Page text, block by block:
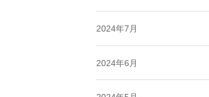
2024年7月
2024年6月